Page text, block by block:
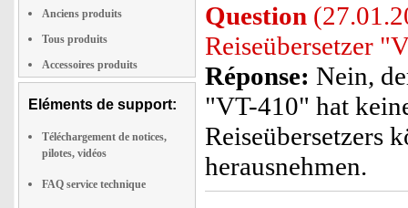
Anciens produits
Tous produits
Accessoires produits
Eléments de support:
Téléchargement de notices,
pilotes, vidéos
FAQ service technique
Question
Reiseübersetzer
Réponse: Nein,
"VT-410" hat
Reiseübersetzers
herausnehmen.